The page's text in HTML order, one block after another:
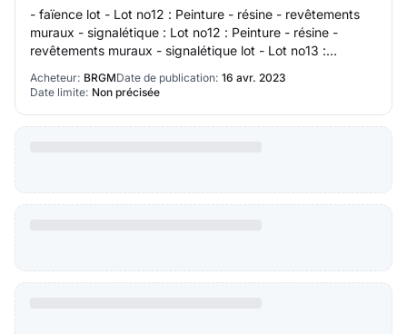
- faïence lot - Lot no12 : Peinture - résine - revêtements
muraux - signalétique : Lot no12 : Peinture - résine -
revêtements muraux - signalétique lot - Lot no13 :
Acheteur: BRGMDate de publication: 16 avr. 2023
Date limite: Non précisée